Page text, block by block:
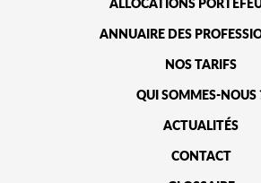
ALLOCATIONS
ANNUAIRE DES
NOS TARIFS
QUI SOMMES-NOUS
ACTUALITÉS
CONTACT